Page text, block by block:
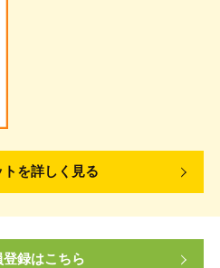
を詳しく見る
録はこちら